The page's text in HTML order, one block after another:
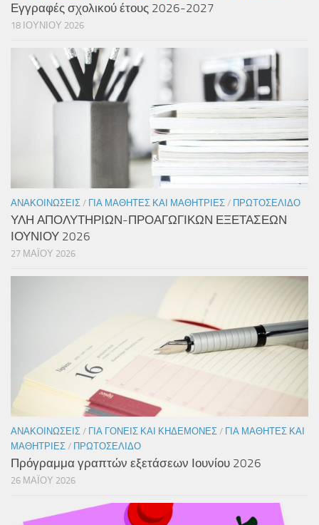
Εγγραφές σχολικού έτους 2026-2027
18 ΙΟΥΝΊΟΥ 2026
ΑΝΑΚΟΙΝΏΣΕΙΣ / ΓΙΑ ΜΑΘΗΤΈΣ ΚΑΙ ΜΑΘΉΤΡΙΕΣ / ΠΡΩΤΟΣΈΛΙΔΟ
ΥΛΗ ΑΠΟΛΥΤΗΡΙΩΝ-ΠΡΟΑΓΩΓΙΚΩΝ ΕΞΕΤΑΣΕΩΝ
ΙΟΥΝΙΟΥ 2026
27 ΜΑΪ́ΟΥ 2026
ΑΝΑΚΟΙΝΏΣΕΙΣ / ΓΙΑ ΓΟΝΕΊΣ ΚΑΙ ΚΗΔΕΜΌΝΕΣ / ΓΙΑ ΜΑΘΗΤΈΣ ΚΑΙ
ΜΑΘΉΤΡΙΕΣ / ΠΡΩΤΟΣΈΛΙΔΟ
Πρόγραμμα γραπτών εξετάσεων Ιουνίου 2026
26 ΜΑΪ́ΟΥ 2026